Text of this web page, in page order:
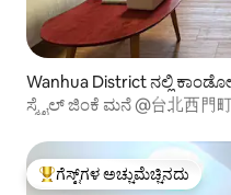
Wanhua District ನಲ್ಲಿ ಕಾಂಡೋ
ಸ್ಮೈಲ್ ಜಿಂಕೆ ಮನೆ @台北西門
ಗೆಸ್ಟ್‌ಗಳಿಗೆ ಅತಿ ಹೆಚ್ಚು
ಗೆಸ್ಟ್‌ಗಳ ಅಚ್ಚುಮೆಚ್ಚಿನದು